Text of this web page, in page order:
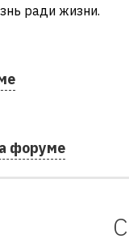
ради жизни.
форуме